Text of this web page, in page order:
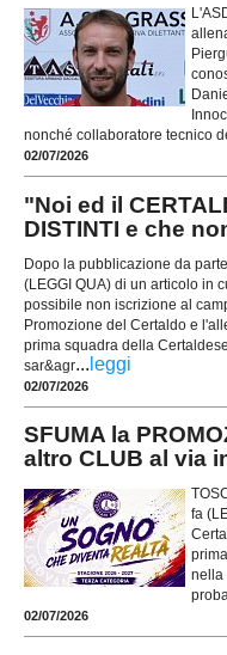
nonché collaboratore tecnico
02/07/2026
"Noi ed il
DISTINTI e che
Dopo la pubblicazione da
(LEGGI QUA) di un articolo in
possibile non iscrizione al
Promozione del Certaldo e
prima squadra della
sar&agr... leggi
02/07/2026
SFUMA la
altro CLUB al via
fa
nella
02/07/2026